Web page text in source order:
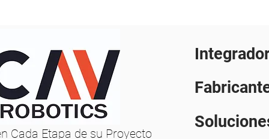
Cada Etapa de su Proyecto